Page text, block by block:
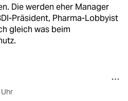
Die werden eher Manager
Präsident, Pharma-Lobbyist
gleich was beim